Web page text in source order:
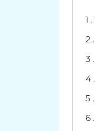
1
2
3
4
5
6